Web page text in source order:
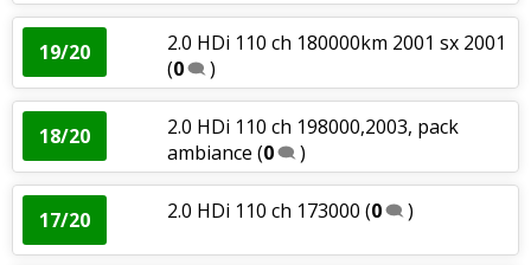
19/20
2.0 HDi 110 ch 180000km 2001 sx 2001
(0 )
18/20
2.0 HDi 110 ch 198000,2003, pack
ambiance (0 )
17/20 2.0 HDi 110 ch 173000 (0 )